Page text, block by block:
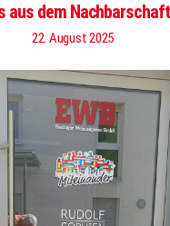
aus dem
22. August 2025